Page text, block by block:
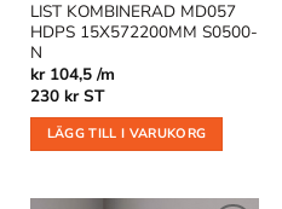
LIST KOMBINERAD MD057
HDPS 15X572200MM S0500-
N
kr 104,5 /m
230 kr ST
LÄGG TILL I VARUKORG